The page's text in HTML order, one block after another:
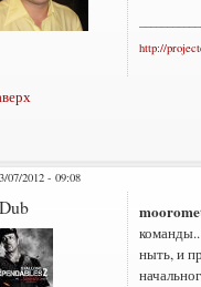
http://
07/2012 - 09:08
Dub
команды..
ныть, и